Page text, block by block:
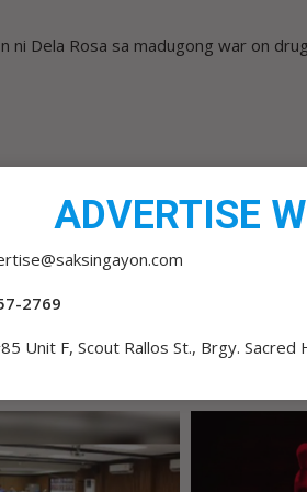
ni Dela Rosa sa madugong war on
INTRIGA LANG:
ADVERTISE
2769
Unit F, Scout Rallos St., Brgy.